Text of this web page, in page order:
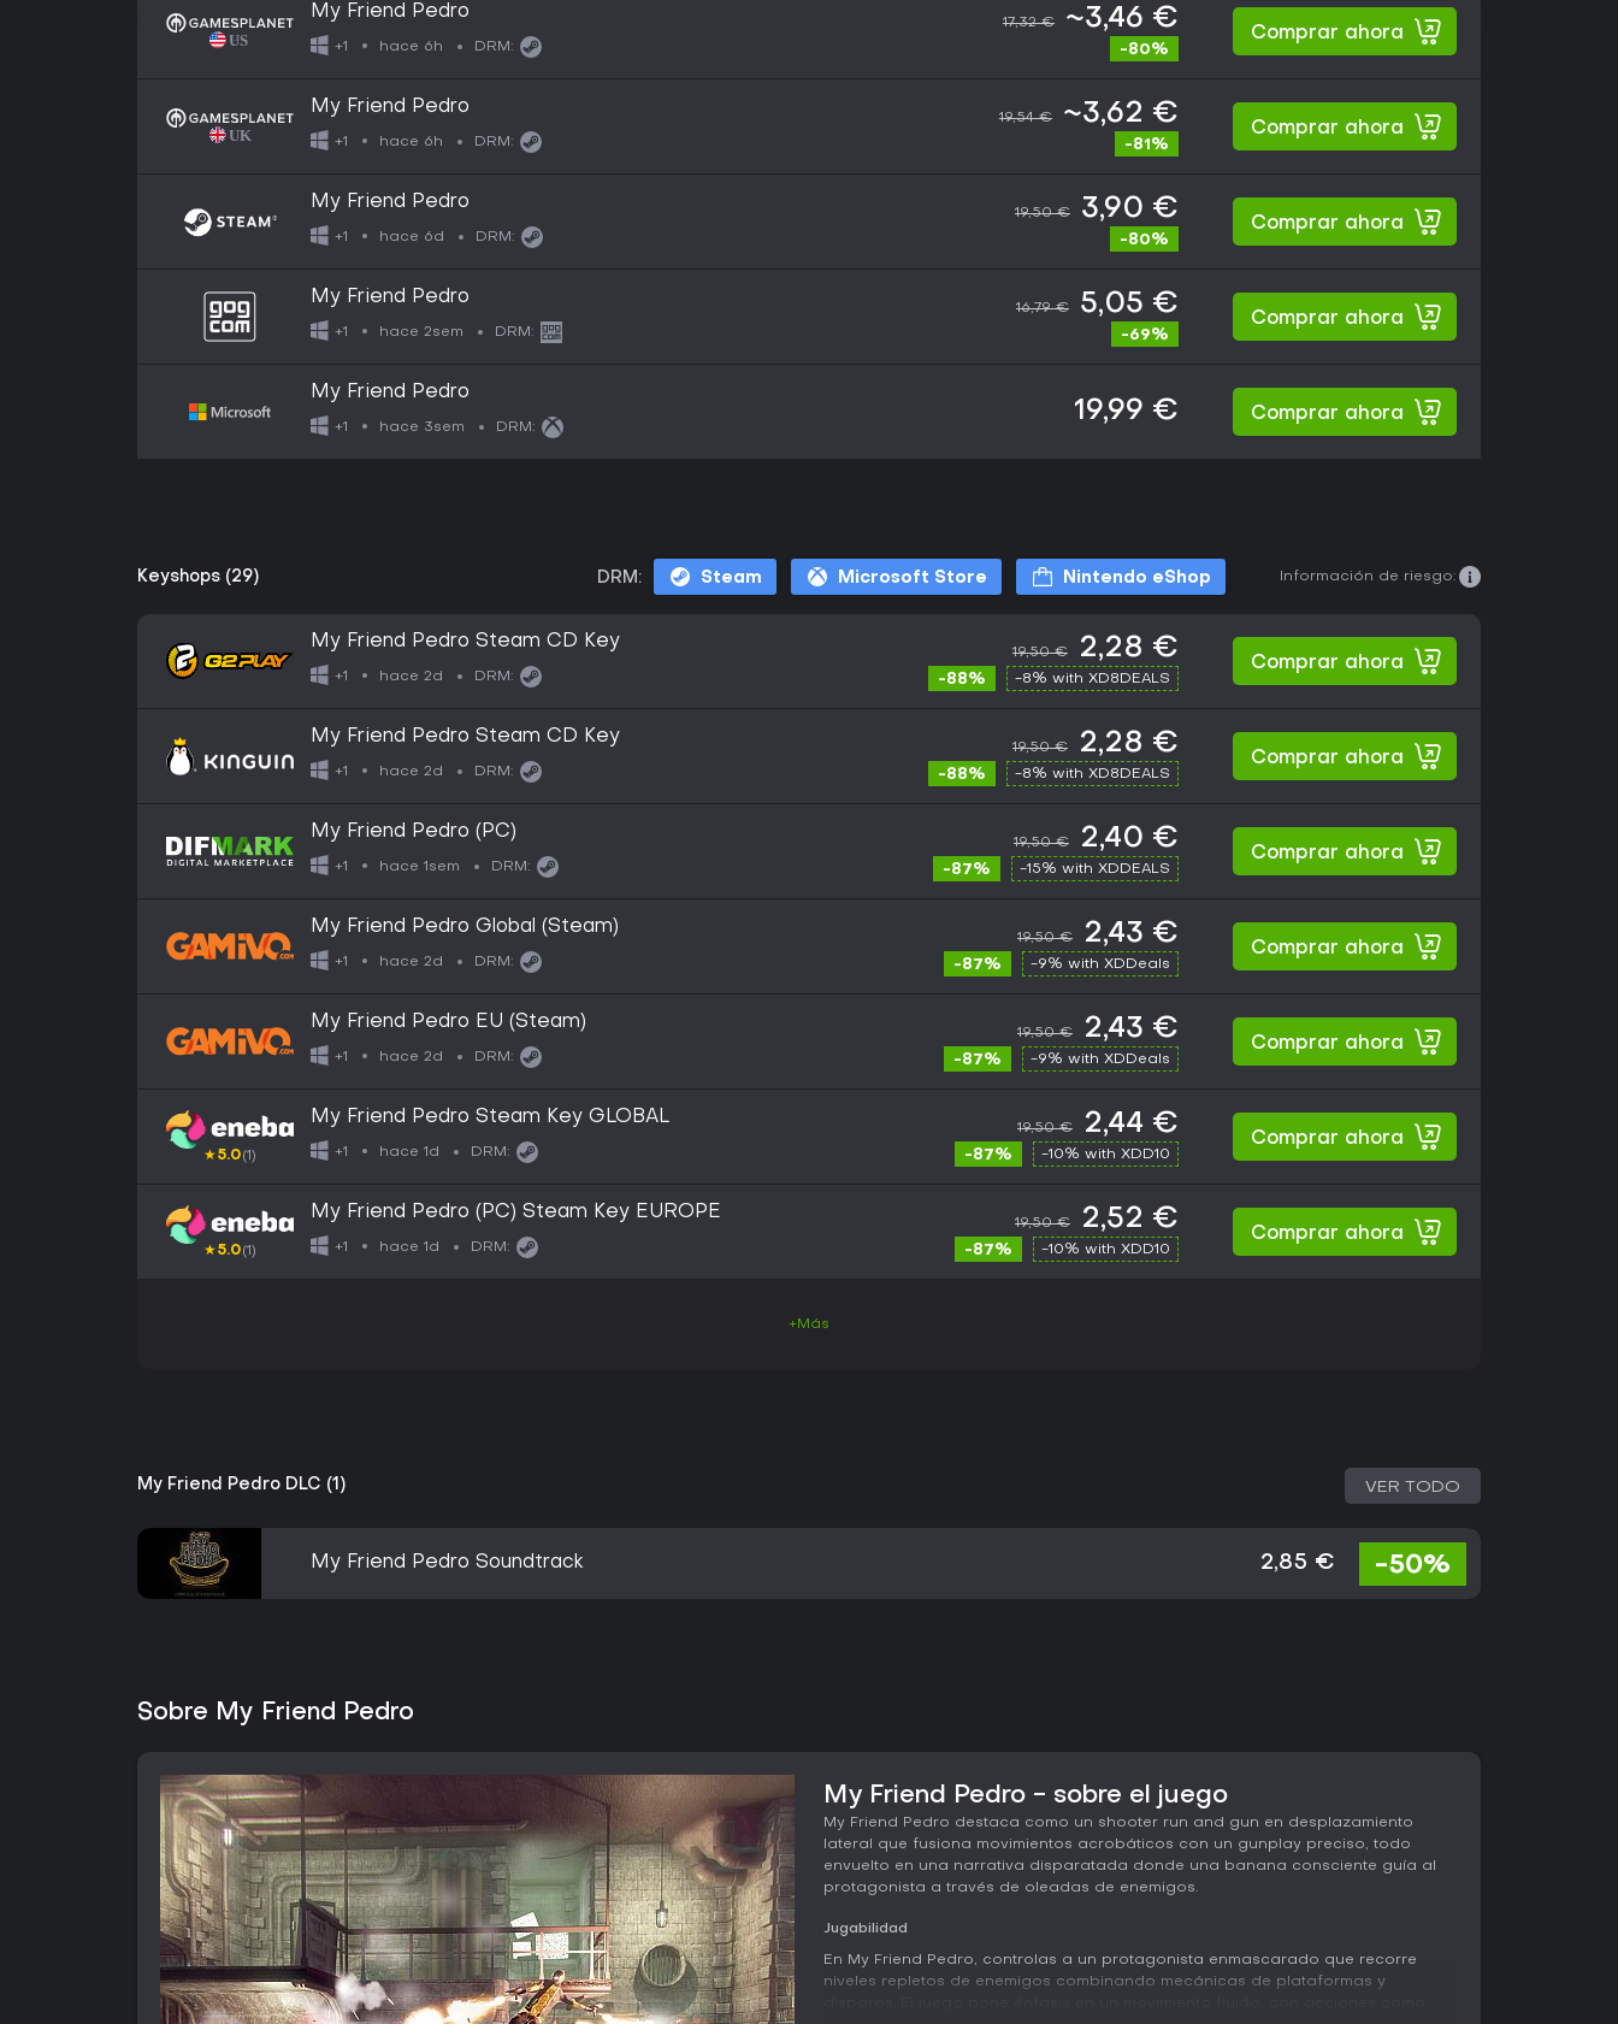
My Friend Pedro
+1 hace 6h DRM:
17,32 € ~3,46 €
-80%
Comprar ahora
My Friend Pedro
+1 hace 6h DRM:
19,54 € ~3,62 €
-81%
Comprar ahora
My Friend Pedro
+1 hace 6d DRM:
19,50 € 3,90 €
-80%
Comprar ahora
My Friend Pedro
+1 hace 2sem DRM:
16,79 € 5,05 €
-69%
Comprar ahora
My Friend Pedro
+1 hace 3sem DRM:
19,99 € Comprar ahora
Keyshops (29) DRM: Steam Microsoft Store Nintendo eShop Información de riesgo:
My Friend Pedro Steam CD Key
+1 hace 2d DRM:
19,50 € 2,28 €
-88% -8% with XD8DEALS
Comprar ahora
My Friend Pedro Steam CD Key
+1 hace 2d DRM:
19,50 € 2,28 €
-88% -8% with XD8DEALS
Comprar ahora
My Friend Pedro (PC)
+1 hace 1sem DRM:
19,50 € 2,40 €
-87% -15% with XDDEALS
Comprar ahora
My Friend Pedro Global (Steam)
+1 hace 2d DRM:
19,50 € 2,43 €
-87% -9% with XDDeals
Comprar ahora
My Friend Pedro EU (Steam)
+1 hace 2d DRM:
19,50 € 2,43 €
-87% -9% with XDDeals
Comprar ahora
★5.0(1)
My Friend Pedro Steam Key GLOBAL
+1 hace 1d DRM:
19,50 € 2,44 €
-87% -10% with XDD10
Comprar ahora
★5.0(1)
My Friend Pedro (PC) Steam Key EUROPE
+1 hace 1d DRM:
19,50 € 2,52 €
-87% -10% with XDD10
Comprar ahora
+Más
My Friend Pedro DLC (1) VER TODO
My Friend Pedro Soundtrack 2,85 € -50%
Sobre My Friend Pedro
My Friend Pedro - sobre el juego
My Friend Pedro destaca como un shooter run and gun en desplazamiento
lateral que fusiona movimientos acrobáticos con un gunplay preciso, todo
envuelto en una narrativa disparatada donde una banana consciente guía al
protagonista a través de oleadas de enemigos.
Jugabilidad
En My Friend Pedro, controlas a un protagonista enmascarado que recorre
niveles repletos de enemigos combinando mecánicas de plataformas y